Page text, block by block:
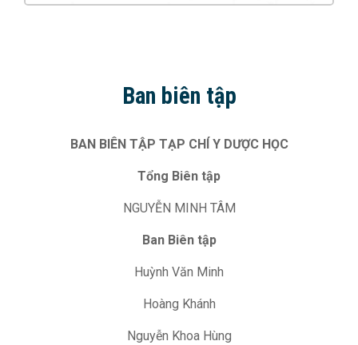
Ban biên tập
BAN BIÊN TẬP TẠP CHÍ Y DƯỢC HỌC
Tổng Biên tập
NGUYỄN MINH TÂM
Ban Biên tập
Huỳnh Văn Minh
Hoàng Khánh
Nguyễn Khoa Hùng